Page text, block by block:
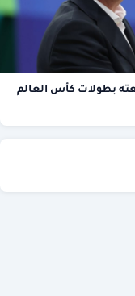
بطولات كأس العالم